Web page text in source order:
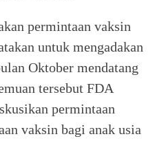
permintaan vaksin
untuk mengadakan
Oktober mendatang
tersebut FDA
permintaan
vaksin bagi anak usia